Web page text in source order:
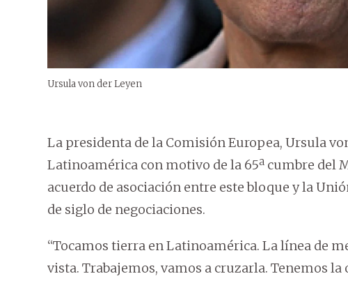
Ursula von der Leyen
La presidenta de la Comisión Europea, Ursula
Latinoamérica con motivo de la 65ª cumbre del
acuerdo de asociación entre este bloque y la
de siglo de negociaciones.
“Tocamos tierra en Latinoamérica. La línea de
vista. Trabajemos, vamos a cruzarla. Tenemos